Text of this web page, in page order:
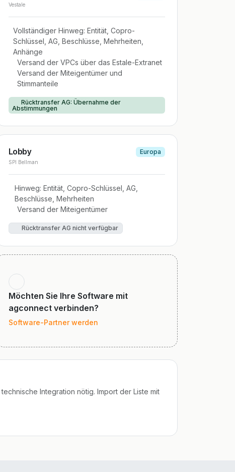
Vestale
Vollständiger Hinweg: Entität, Copro-
Schlüssel, AG, Beschlüsse, Mehrheiten,
Anhänge
Versand der VPCs über das Estale-Extranet
Versand der Miteigentümer und
Stimmanteile
Rücktransfer AG: Übernahme der
Abstimmungen
Lobby
SPI Bellman
Europa
Hinweg: Entität, Copro-Schlüssel, AG,
Beschlüsse, Mehrheiten
Versand der Miteigentümer
Rücktransfer AG nicht verfügbar
Möchten Sie Ihre Software mit
agconnect verbinden?
Software-Partner werden
Integration nötig. Import der Liste mit